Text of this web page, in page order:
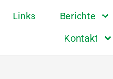
Links
Berichte
Kontakt